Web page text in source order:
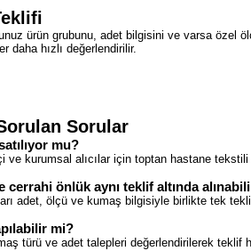
ürün grubunu, adet bilgisini ve varsa özel
daha hızlı değerlendirilir.
Sorular
mu?
kurumsal alıcılar için toptan hastane tekstili
cerrahi önlük aynı teklif altında
adet, ölçü ve kumaş bilgisiyle birlikte tek
mi?
türü ve adet talepleri değerlendirilerek teklif